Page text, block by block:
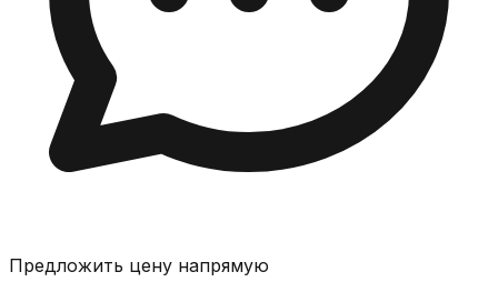
Предложить цену напрямую